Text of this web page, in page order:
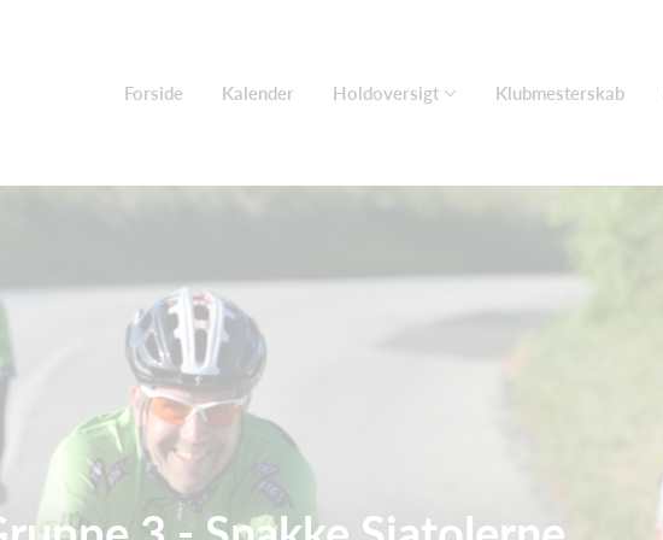
Forside Kalender Holdoversigt Klubmesterskab